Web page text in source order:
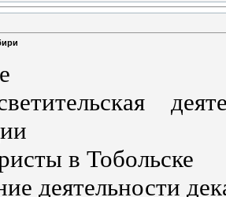
в Тобольске
деятельности